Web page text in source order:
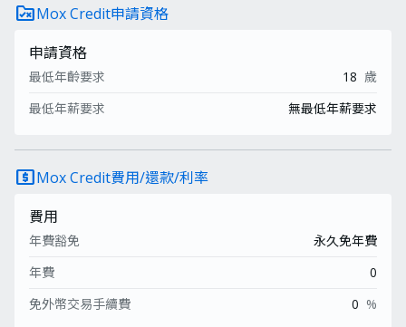
rule_folderMox Credit申請資格
申請資格
最低年齡要求 18 歲
最低年薪要求
無最低年薪要求
local_atmMox Credit費用/還款/利率
費用
年費豁免
永久免年費
年費
0
免外幣交易手續費
0 %